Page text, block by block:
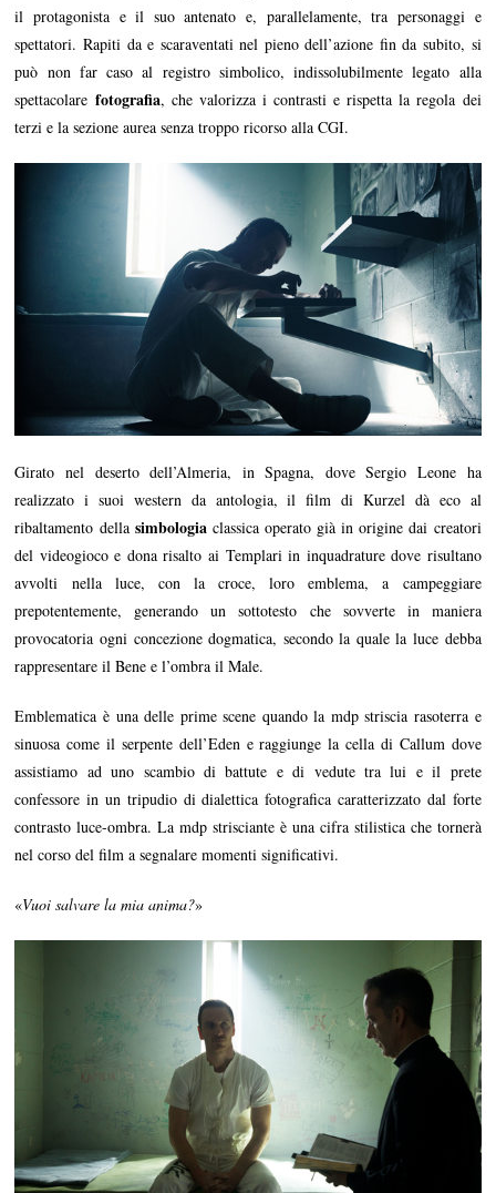
il protagonista e il suo antenato e, parallelamente, tra personaggi e
spettatori. Rapiti da e scaraventati nel pieno dell’azione fin da subito, si
può non far caso al registro simbolico, indissolubilmente legato alla
spettacolare fotografia, che valorizza i contrasti e rispetta la regola dei
terzi e la sezione aurea senza troppo ricorso alla CGI.
Girato nel deserto dell’Almeria, in Spagna, dove Sergio Leone ha
realizzato i suoi western da antologia, il film di Kurzel dà eco al
ribaltamento della simbologia classica operato già in origine dai creatori
del videogioco e dona risalto ai Templari in inquadrature dove risultano
avvolti nella luce, con la croce, loro emblema, a campeggiare
prepotentemente, generando un sottotesto che sovverte in maniera
provocatoria ogni concezione dogmatica, secondo la quale la luce debba
rappresentare il Bene e l’ombra il Male.
Emblematica è una delle prime scene quando la mdp striscia rasoterra e
sinuosa come il serpente dell’Eden e raggiunge la cella di Callum dove
assistiamo ad uno scambio di battute e di vedute tra lui e il prete
confessore in un tripudio di dialettica fotografica caratterizzato dal forte
contrasto luce-ombra. La mdp strisciante è una cifra stilistica che tornerà
nel corso del film a segnalare momenti significativi.
«Vuoi salvare la mia anima?»